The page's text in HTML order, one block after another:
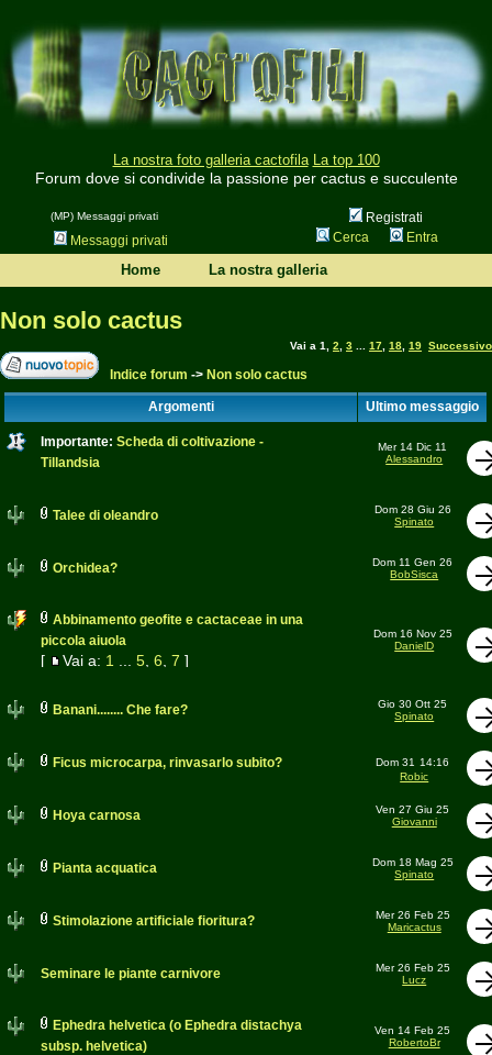
La nostra foto galleria cactofila La top 100
Forum dove si condivide la passione per cactus e succulente
(MP) Messaggi privati
Registrati
Messaggi privati
Cerca Entra
Home La nostra galleria
Non solo cactus
Vai a 1 2 3 17 18 19 Successivo
Indice forum -> Non solo cactus
Argomenti Ultimo messaggio
Importante: Scheda di coltivazione -
Tillandsia
Mer 14 Dic 11
Alessandro
Talee di oleandro
Dom 28 Giu 26
Spinato
Orchidea?
Dom 11 Gen 26
BobSisca
Abbinamento geofite e cactaceae in una
piccola aiuola
[ Vai a: 1 5, 6 7 ]
Dom 16 Nov 25
DanielD
Banani........ Che fare?
Gio 30 Ott 25
Spinato
Ficus microcarpa, rinvasarlo subito? Dom 31
14:16
Robic
Hoya carnosa
Ven 27 Giu 25
Giovanni
Pianta acquatica
Dom 18 Mag 25
Spinato
Stimolazione artificiale fioritura?
Mer 26 Feb 25
Maricactus
Seminare le piante carnivore
Mer 26 Feb 25
Lucz
Ephedra helvetica (o Ephedra distachya
subsp. helvetica)
Ven 14 Feb 25
RobertoBr